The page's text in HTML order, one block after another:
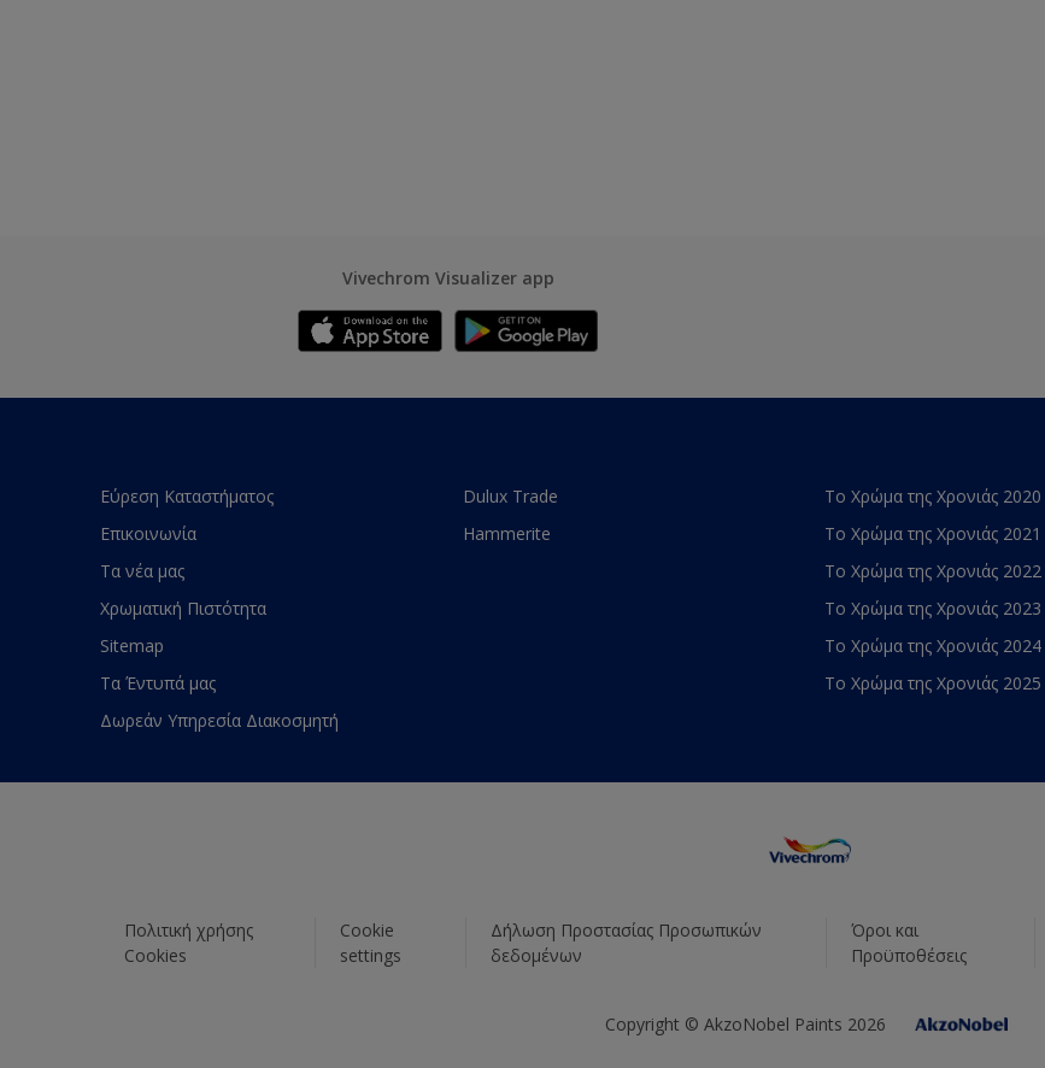
Vivechrom Visualizer app
Εύρεση Καταστήματος
Επικοινωνία
Τα νέα μας
Χρωματική Πιστότητα
Sitemap
Τα Έντυπά μας
Δωρεάν Υπηρεσία Διακοσμητή
Dulux Trade
Hammerite
Το Χρώμα της Χρονιάς 2020
Το Χρώμα της Χρονιάς 2021
Το Χρώμα της Χρονιάς 2022
Το Χρώμα της Χρονιάς 2023
Το Χρώμα της Χρονιάς 2024
Το Χρώμα της Χρονιάς 2025
Πολιτική χρήσης
Cookies
Cookie
settings
Δήλωση Προστασίας Προσωπικών
δεδομένων
Όροι και
Προϋποθέσεις
Copyright © AkzoNobel Paints 2026